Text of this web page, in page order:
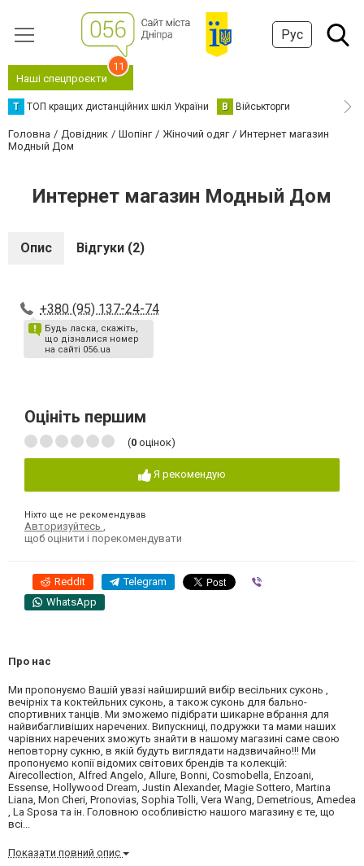
Рус
Наші спецпроєкти
11
Т ТОП кращих дистанційних шкіл України В Військторги
Головна Довідник Шопінг Жіночий одяг
Интернет магазин
Модный Дом
Интернет магазин Модный Дом
Опис Відгуки (2)
+380 (95) 137-24-74
Будь ласка, скажіть,
що дізналися номер
на сайті 056.ua
Оцініть першим
(0 оцінок)
Я рекомендую
Ніхто ще не рекомендував
Авторизуйтесь
щоб оцінити і порекомендувати
Reddit Telegram
WhatsApp
Про нас
Ми пропонуємо Вашій увазі найширший вибір весільних суконь ,
вечірніх та коктейльних суконь, а також суконь для бально-
спортивних танців. Ми зможемо підібрати шикарне вбрання для
найвибагливіших наречених. Випускниці, подружки та мами наших
чарівних наречених зможуть знайти в нашому магазині саме свою
неповторну сукню, в якій будуть виглядати надзвичайно!!! Ми
пропонуємо копії відомих світових брендів та колекцій:
Airecollection, Alfred Angelo, Allure, Bonni, Cosmobella, Enzoani,
Essense, Hollywood Dream, Justin Alexander, Magie Sottero, Martina
Liana, Mon Cheri, Pronovias, Sophia Tolli, Vera Wang, Demetrious, Amedea
, La Sposa та ін. Головною особливістю нашого магазину є те, що
всі...
Показати повний опис